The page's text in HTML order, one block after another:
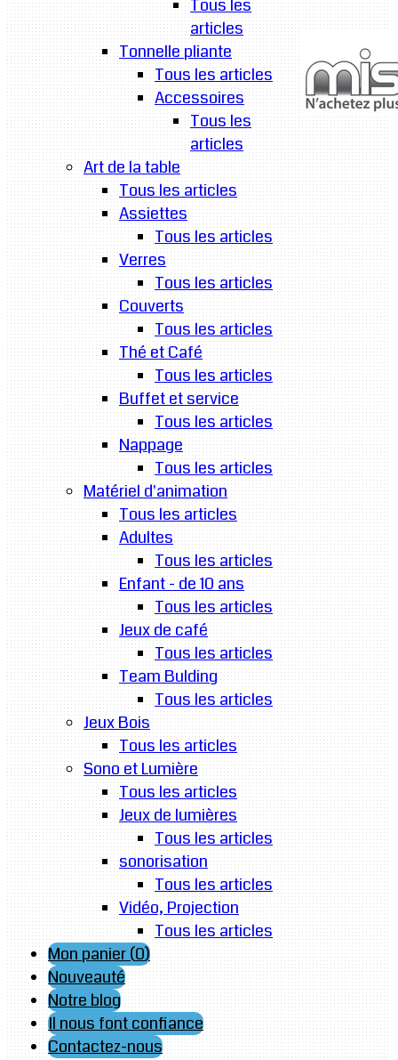
Tous les
articles
Tonnelle pliante
Tous les articles
Accessoires
Tous les
articles
Art de la table
Tous les articles
Assiettes
Tous les articles
Verres
Tous les articles
Couverts
Tous les articles
Thé et Café
Tous les articles
Buffet et service
Tous les articles
Nappage
Tous les articles
Matériel d'animation
Tous les articles
Adultes
Tous les articles
Enfant - de 10 ans
Tous les articles
Jeux de café
Tous les articles
Team Bulding
Tous les articles
Jeux Bois
Tous les articles
Sono et Lumière
Tous les articles
Jeux de lumières
Tous les articles
sonorisation
Tous les articles
Vidéo, Projection
Tous les articles
Mon panier (0)
Nouveauté
Notre blog
Il nous font confiance
Contactez-nous